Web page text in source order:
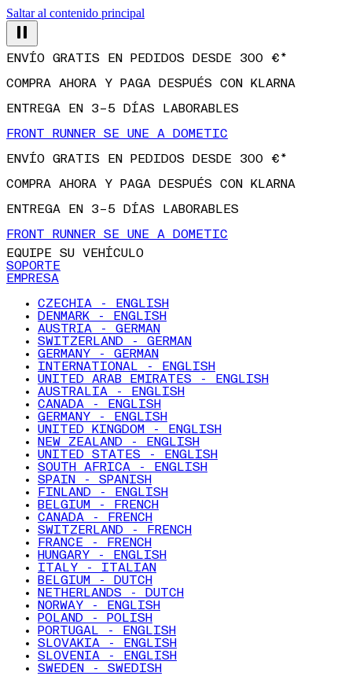
Saltar al contenido principal
COMPRA AHORA Y PAGA DESPUÉS CON KLARNA
ENTREGA EN 3–5 DÍAS LABORABLES
FRONT RUNNER SE UNE A DOMETIC
ENVÍO GRATIS EN PEDIDOS DESDE 300 €*
COMPRA AHORA Y PAGA DESPUÉS CON KLARNA
ENTREGA EN 3–5 DÍAS LABORABLES
FRONT RUNNER SE UNE A DOMETIC
EQUIPE SU VEHÍCULO
SOPORTE
EMPRESA
CZECHIA - ENGLISH
DENMARK - ENGLISH
AUSTRIA - GERMAN
SWITZERLAND - GERMAN
GERMANY - GERMAN
INTERNATIONAL - ENGLISH
UNITED ARAB EMIRATES - ENGLISH
AUSTRALIA - ENGLISH
CANADA - ENGLISH
GERMANY - ENGLISH
UNITED KINGDOM - ENGLISH
NEW ZEALAND - ENGLISH
UNITED STATES - ENGLISH
SOUTH AFRICA - ENGLISH
SPAIN - SPANISH
FINLAND - ENGLISH
BELGIUM - FRENCH
CANADA - FRENCH
SWITZERLAND - FRENCH
FRANCE - FRENCH
HUNGARY - ENGLISH
ITALY - ITALIAN
BELGIUM - DUTCH
NETHERLANDS - DUTCH
NORWAY - ENGLISH
POLAND - POLISH
PORTUGAL - ENGLISH
SLOVAKIA - ENGLISH
SLOVENIA - ENGLISH
SWEDEN - SWEDISH